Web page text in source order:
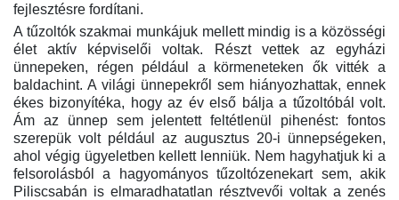
fejlesztésre fordítani.
A tűzoltók szakmai munkájuk mellett mindig is a közösségi
élet aktív képviselői voltak. Részt vettek az egyházi
ünnepeken, régen például a körmeneteken ők vitték a
baldachint. A világi ünnepekről sem hiányozhattak, ennek
ékes bizonyítéka, hogy az év első bálja a tűzol­tóbál volt.
Ám az ünnep sem jelentett feltétlenül pihenést: fontos
szerepük volt például az augusztus 20-i ünnepségeken,
ahol végig ügyeletben kellett lenniük. Nem hagyhatjuk ki a
felsorolásból a hagyományos tűzoltózenekart sem, akik
Piliscsabán is elmaradhatatlan résztvevői voltak a zenés